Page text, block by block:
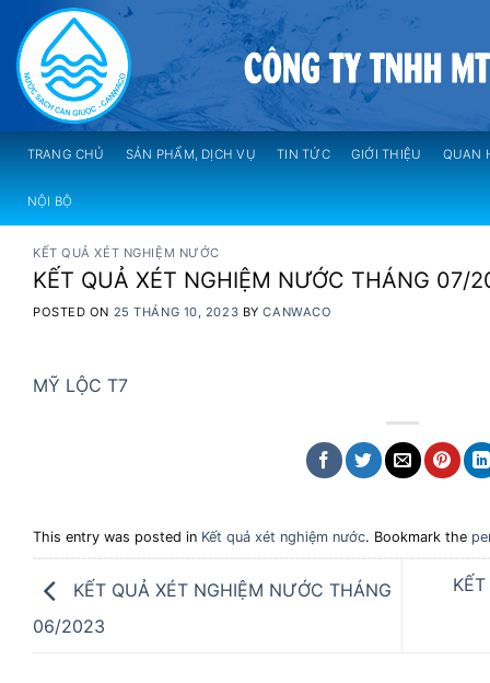
content
TRANG CHỦ SẢN PHẨM, DỊCH VỤ TIN TỨC GIỚI THIỆU QUAN
NỘI BỘ
KẾT QUẢ XÉT NGHIỆM NƯỚC
KẾT QUẢ XÉT NGHIỆM NƯỚC THÁNG 07/
POSTED ON 25 THÁNG 10, 2023 BYCANWACO
MỸ LỘC T7
This entry was posted in Kết quả xét nghiệm nước. Bookmark the
KẾT QUẢ XÉT NGHIỆM NƯỚC THÁNG
06/2023